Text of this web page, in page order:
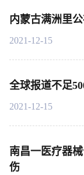
内蒙古满洲里
2021-12-15
全球报道不足
2021-12-15
南昌一医疗器
伤